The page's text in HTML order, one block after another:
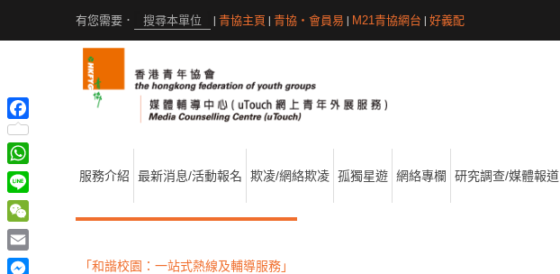
| 青協主頁 | 青協・會員易 | M21青協網台 | 好義配
服務介紹 最新消息/活動報名 欺凌/網絡欺凌 孤獨星遊 網絡專欄 研究調查/媒體報道
「和諧校園：一站式熱線及輔導服務」
Facebook
WhatsApp
Line
WeChat
Email